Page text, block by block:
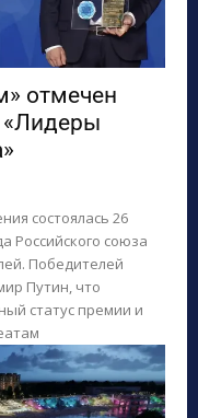
отмечен
«Лидеры
состоялась 26
Российского союза
Победителей
Путин, что
статус премии и